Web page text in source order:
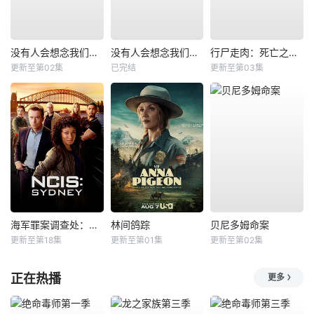
没有人会想念我们第二季
更新至第02集
没有人会想念我们第一季
已完结
行尸走肉：死亡之城第三季
更新至第03集
海军罪案调查处：悉尼第三季
更新至第18集
林间鸽踪
更新至第01集
贝尼多姆命案
更新至第02集
正在热播 更多